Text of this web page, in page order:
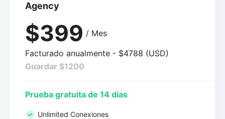
Agency
$399 / Mes
Facturado anualmente - $4788 (USD)
Guardar $1200
Prueba gratuita de 14 días
Unlimited Conexiones